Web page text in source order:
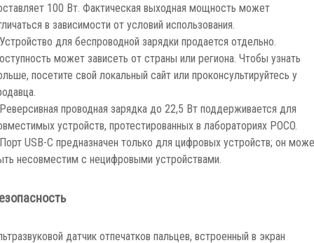
100 Вт. Фактическая выходная мощность может
в зависимости от условий использования.
для беспроводной зарядки продается отдельно.
может зависеть от страны или региона. Чтобы узнать
посетите свой локальный сайт или проконсультируйтесь у
проводная зарядка до 22,5 Вт поддерживается для
устройств, протестированных в лабораториях POCO.
USB-C предназначен только для цифровых устройств; он
несовместим с нецифровыми устройствами.
датчик отпечатков пальцев, встроенный в экран